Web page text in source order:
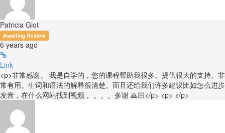
Patricia Giot
Awaiting Review
6 years ago
Link
<p>非常感谢。 我是自学的，您的课程帮助我很多。提供很大的支持。非
常有用。生词和语法的解释很清楚。而且还给我们许多建议比如怎么进步
发音，在什么网站找到视频， 。。。多谢 🙏🏻</p> <p> </p>